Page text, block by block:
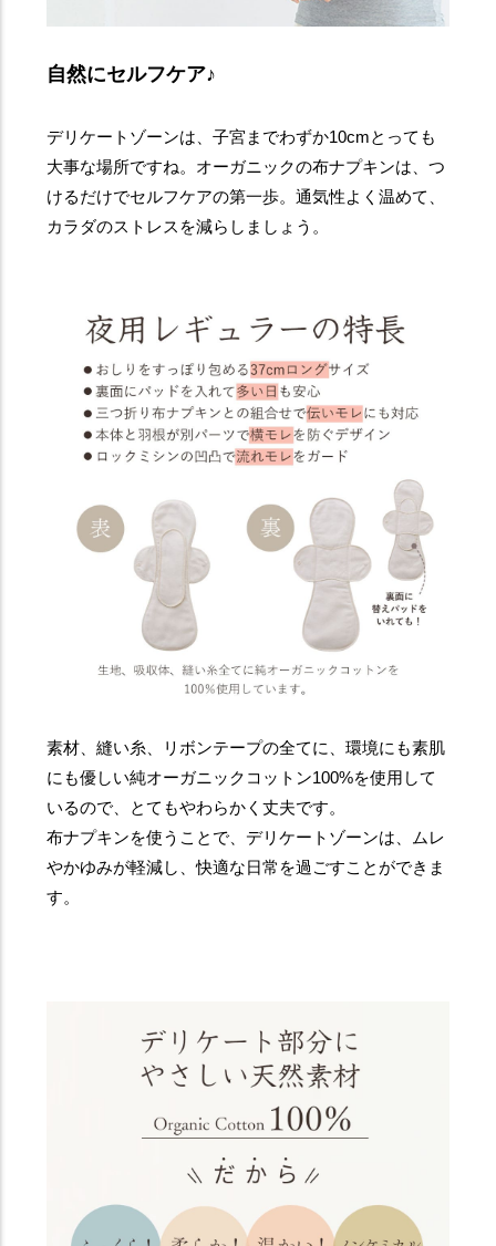
自然にセルフケア♪
デリケートゾーンは、子宮までわずか10cmとっても
大事な場所ですね。オーガニックの布ナプキンは、つ
けるだけでセルフケアの第一歩。通気性よく温めて、
カラダのストレスを減らしましょう。
素材、縫い糸、リボンテープの全てに、環境にも素肌
にも優しい純オーガニックコットン100%を使用して
いるので、とてもやわらかく丈夫です。
布ナプキンを使うことで、デリケートゾーンは、ムレ
やかゆみが軽減し、快適な日常を過ごすことができま
す。